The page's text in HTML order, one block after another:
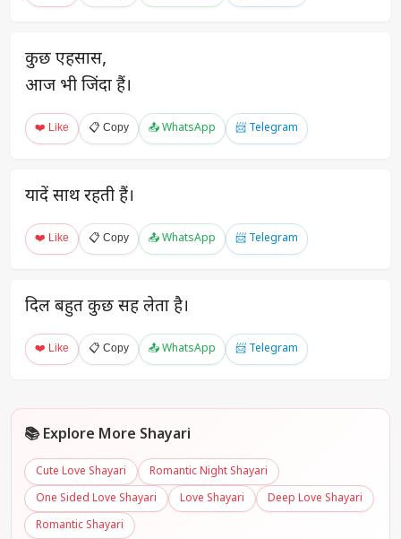
कुछ एहसास,
आज भी जिंदा हैं।
❤️ Like 📋 Copy 📤 WhatsApp 📨 Telegram
यादें साथ रहती हैं।
❤️ Like 📋 Copy 📤 WhatsApp 📨 Telegram
दिल बहुत कुछ सह लेता है।
❤️ Like 📋 Copy 📤 WhatsApp 📨 Telegram
📚 Explore More Shayari
Cute Love Shayari
Romantic Night Shayari
One Sided Love Shayari
Love Shayari
Deep Love Shayari
Romantic Shayari